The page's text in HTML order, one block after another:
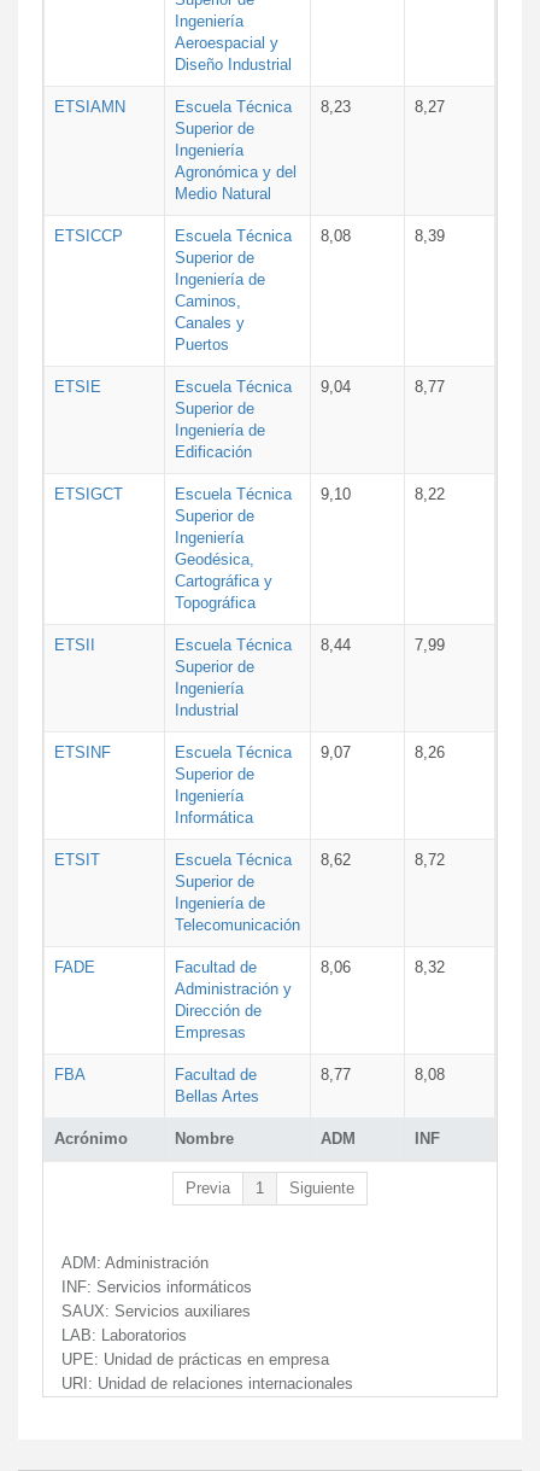
Acrónimo Nombre ADM INF
Ingeniería
Aeroespacial y
Diseño Industrial
ETSIAMN
Escuela Técnica
Superior de
Ingeniería
Agronómica y del
Medio Natural
8,23 8,27
ETSICCP
Escuela Técnica
Superior de
Ingeniería de
Caminos,
Canales y
Puertos
8,08 8,39
ETSIE
Escuela Técnica
Superior de
Ingeniería de
Edificación
9,04 8,77
ETSIGCT
Escuela Técnica
Superior de
Ingeniería
Geodésica,
Cartográfica y
Topográfica
9,10 8,22
ETSII
Escuela Técnica
Superior de
Ingeniería
Industrial
8,44 7,99
ETSINF
Escuela Técnica
Superior de
Ingeniería
Informática
9,07 8,26
ETSIT
Escuela Técnica
Superior de
Ingeniería de
Telecomunicación
8,62 8,72
FADE
Facultad de
Administración y
Dirección de
Empresas
8,06 8,32
FBA
Facultad de
Bellas Artes
8,77 8,08
Previa 1 Siguiente
ADM: Administración
INF: Servicios informáticos
SAUX: Servicios auxiliares
LAB: Laboratorios
UPE: Unidad de prácticas en empresa
URI: Unidad de relaciones internacionales